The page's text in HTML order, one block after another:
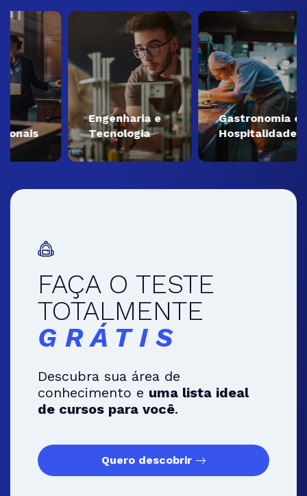
Engenharia e
Tecnologia
Gastronomia e
Hospitalidade
FAÇA O TESTE
TOTALMENTE
GRÁTIS
Descubra sua área de
conhecimento e uma lista ideal
de cursos para você.
Quero descobrir